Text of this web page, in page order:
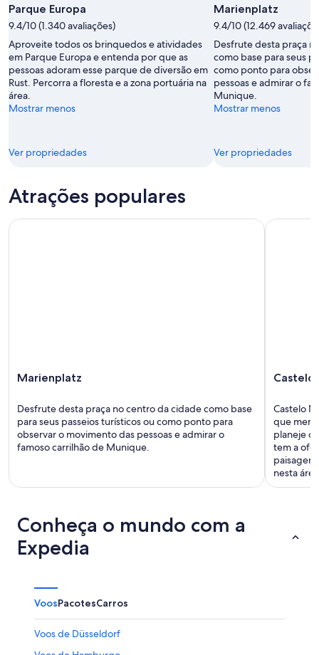
grátis
de
Isabelle
Bhend
Parque Europa
9.4/10 (1.340 avaliações)
Aproveite todos os brinquedos e atividades
em Parque Europa e entenda por que as
pessoas adoram esse parque de diversão em
Rust. Percorra a floresta e a zona portuária na
área.
Mostrar menos
Ver propriedades
Marienplatz
9.4/10 (12.469
Desfrute desta praça
como base para seus
como ponto para
pessoas e admirar o
Munique.
Mostrar menos
Ver propriedades
Atrações populares
Marienplatz
Desfrute desta praça no centro da cidade como base
para seus passeios turísticos ou como ponto para
observar o movimento das pessoas e admirar o
famoso carrilhão de Munique.
Marienplatz
Castelo
Castelo
que
planeje o
tem a
nesta
Castelo
Conheça o mundo com a
Expedia
VoosPacotesCarros
Voos de Düsseldorf